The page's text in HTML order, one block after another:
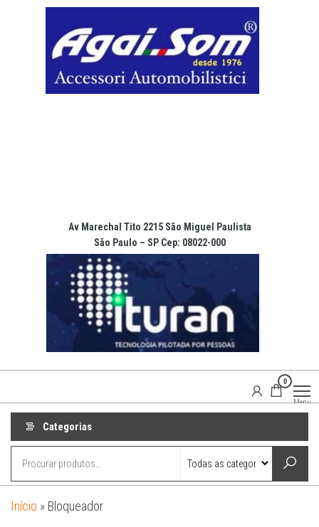
Av Marechal Tito 2215 São Miguel Paulista
São Paulo – SP Cep: 08022-000
0
Menu
Categorias
Início » Bloqueador